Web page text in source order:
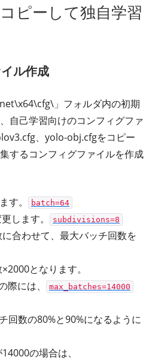
ピーして独自学習
ル作成
」フォルダ内の初期
自己学習向けのコンフィグファ
、yolo-obj.cfgをコピー
するコンフィグファイルを作成
す。 batch=64
します。 subdivisions=8
合わせて、最大バッチ回数を
となります。
際には、
max_batches=14000
回数の80%と90%になるように
の場合は、